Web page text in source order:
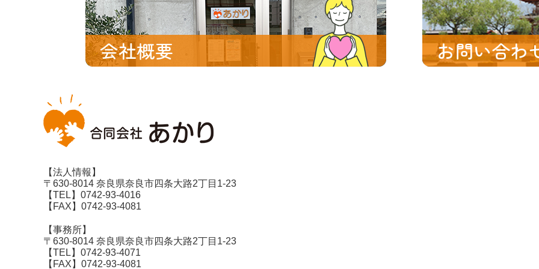
会社概要 お問い合わ
【法人情報】
〒630-8014 奈良県奈良市四条大路2丁目1-23
【TEL】0742-93-4016
【FAX】0742-93-4081
【事務所】
〒630-8014 奈良県奈良市四条大路2丁目1-23
【TEL】0742-93-4071
【FAX】0742-93-4081